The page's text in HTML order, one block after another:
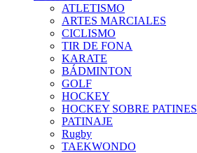
ATLETISMO
ARTES MARCIALES
CICLISMO
TIR DE FONA
KARATE
BÁDMINTON
GOLF
HOCKEY
HOCKEY SOBRE PATINES
PATINAJE
Rugby
TAEKWONDO